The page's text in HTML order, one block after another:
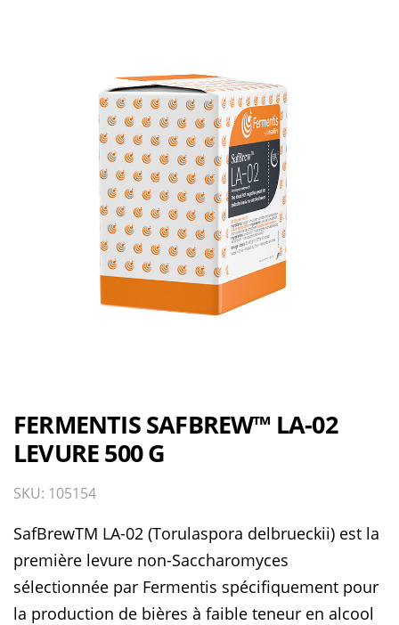
FERMENTIS SAFBREW™ LA-02
LEVURE 500 G
SKU: 105154
SafBrewTM LA-02 (Torulaspora delbrueckii) est la
première levure non-Saccharomyces
sélectionnée par Fermentis spécifiquement pour
la production de bières à faible teneur en alcool